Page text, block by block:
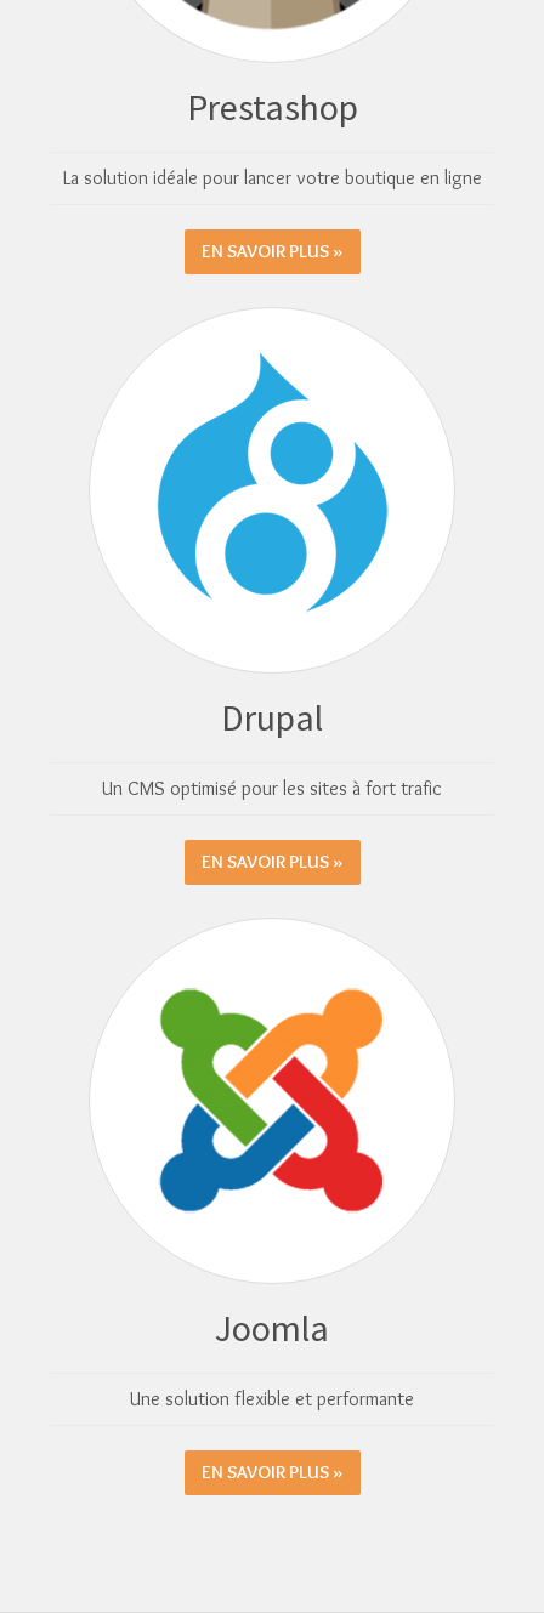
Prestashop
La solution idéale pour lancer votre boutique en ligne
EN SAVOIR PLUS »
Drupal
Un CMS optimisé pour les sites à fort trafic
EN SAVOIR PLUS »
Joomla
Une solution flexible et performante
EN SAVOIR PLUS »